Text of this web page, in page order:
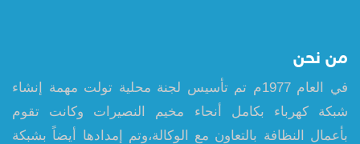
من نحن
في العام 1977م تم تأسيس لجنة محلية تولت مهمة إنشاء
شبكة كهرباء بكامل أنحاء مخيم النصيرات وكانت تقوم
بأعمال النظافة بالتعاون مع الوكالة،وتم إمدادها أيضاً بشبكة